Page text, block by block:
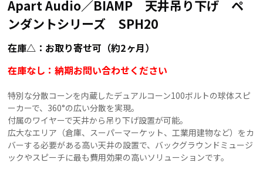
Apart Audio／BIAMP 天井吊り下げ ペ
ンダントシリーズ SPH20
在庫△：お取り寄せ可（約2ヶ月）
在庫なし：納期お問い合わせください
特別な分散コーンを内蔵したデュアルコーン100ボルトの球体スピ
ーカーで、360°の広い分散を実現。
付属のワイヤーで天井から吊り下げ設置が可能。
広大なエリア（倉庫、スーパーマーケット、工業用建物など）をカ
バーする必要がある高い天井の設置で、バックグラウンドミュージ
ックやスピーチに最も費用効果の高いソリューションです。